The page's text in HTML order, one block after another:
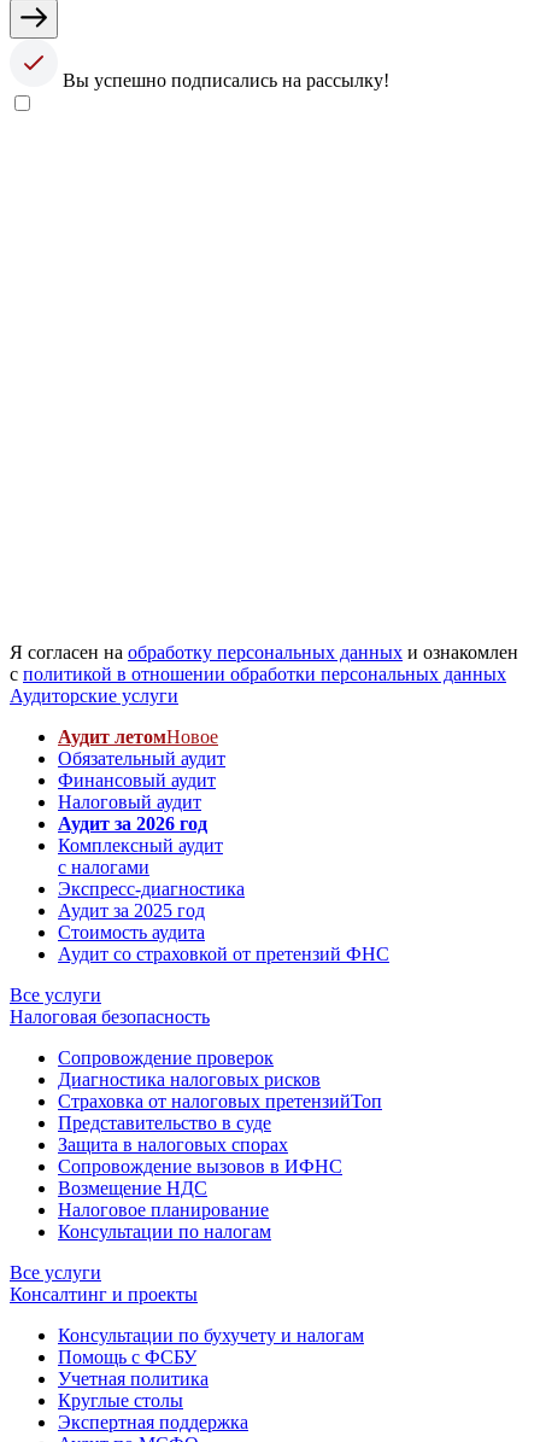
Вы успешно подписались на рассылку!
Я согласен на обработку персональных данных и ознакомлен
с политикой в отношении обработки персональных данных
Аудиторские услуги
Аудит летомНовое
Обязательный аудит
Финансовый аудит
Налоговый аудит
Аудит за 2026 год
Комплексный аудит
с налогами
Экспресс-диагностика
Аудит за 2025 год
Стоимость аудита
Аудит со страховкой от претензий ФНС
Все услуги
Налоговая безопасность
Сопровождение проверок
Диагностика налоговых рисков
Страховка от налоговых претензийТоп
Представительство в суде
Защита в налоговых спорах
Сопровождение вызовов в ИФНС
Возмещение НДС
Налоговое планирование
Консультации по налогам
Все услуги
Консалтинг и проекты
Консультации по бухучету и налогам
Помощь с ФСБУ
Учетная политика
Круглые столы
Экспертная поддержка